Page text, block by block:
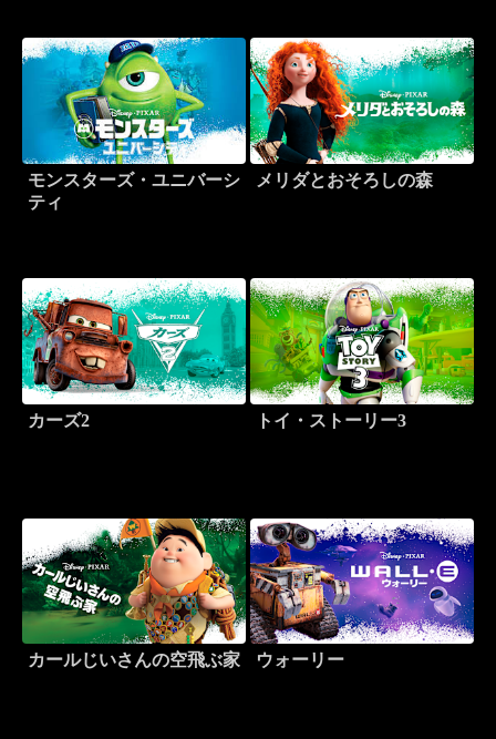
モンスターズ・ユニバーシ
ティ
メリダとおそろしの森
カーズ2 トイ・ストーリー3
カールじいさんの空飛ぶ家 ウォーリー